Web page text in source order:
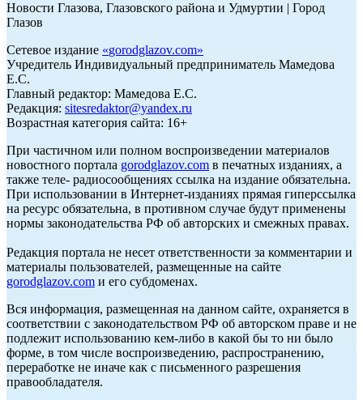
Новости Глазова, Глазовского района и Удмуртии | Город
Глазов
Сетевое издание «gorodglazov.com»
Учредитель Индивидуальный предприниматель Мамедова
Е.С.
Главный редактор: Мамедова Е.С.
Редакция: sitesredaktor@yandex.ru
Возрастная категория сайта: 16+
При частичном или полном воспроизведении материалов
новостного портала gorodglazov.com в печатных изданиях, а
также теле- радиосообщениях ссылка на издание обязательна.
При использовании в Интернет-изданиях прямая гиперссылка
на ресурс обязательна, в противном случае будут применены
нормы законодательства РФ об авторских и смежных правах.
Редакция портала не несет ответственности за комментарии и
материалы пользователей, размещенные на сайте
gorodglazov.com и его субдоменах.
Вся информация, размещенная на данном сайте, охраняется в
соответствии с законодательством РФ об авторском праве и не
подлежит использованию кем-либо в какой бы то ни было
форме, в том числе воспроизведению, распространению,
переработке не иначе как с письменного разрешения
правообладателя.